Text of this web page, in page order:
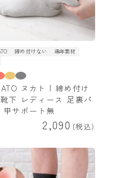
締め付けない
通年素材
ヌカト | 締め付け
下 レディース 足裏パ
甲サポート無
2,090 税込